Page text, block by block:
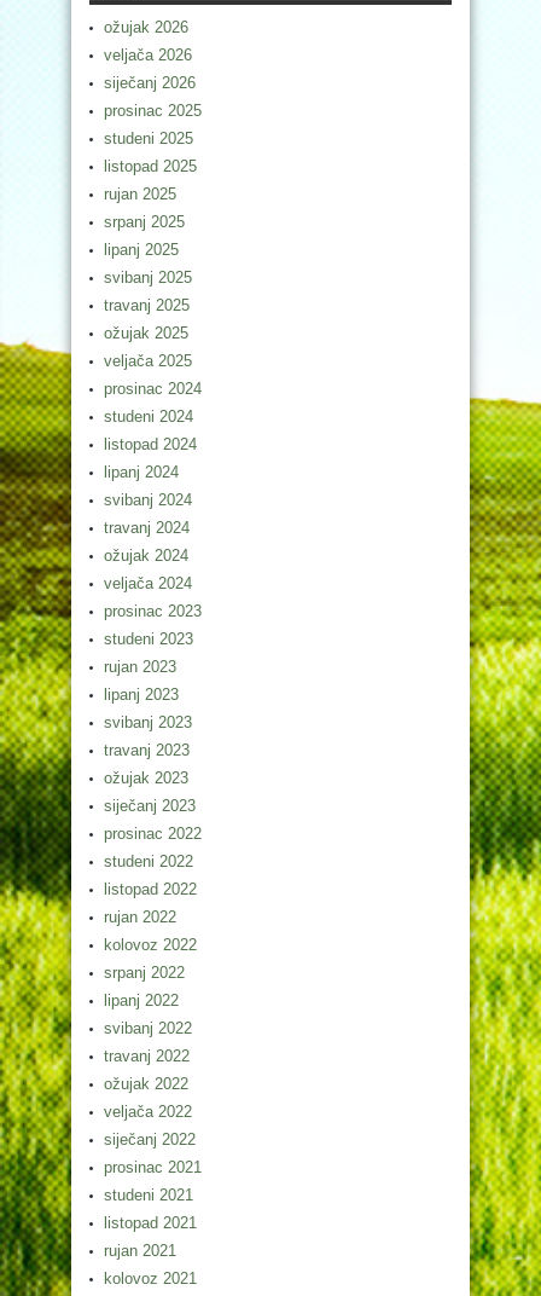
ožujak 2026
veljača 2026
siječanj 2026
prosinac 2025
studeni 2025
listopad 2025
rujan 2025
srpanj 2025
lipanj 2025
svibanj 2025
travanj 2025
ožujak 2025
veljača 2025
prosinac 2024
studeni 2024
listopad 2024
lipanj 2024
svibanj 2024
travanj 2024
ožujak 2024
veljača 2024
prosinac 2023
studeni 2023
rujan 2023
lipanj 2023
svibanj 2023
travanj 2023
ožujak 2023
siječanj 2023
prosinac 2022
studeni 2022
listopad 2022
rujan 2022
kolovoz 2022
srpanj 2022
lipanj 2022
svibanj 2022
travanj 2022
ožujak 2022
veljača 2022
siječanj 2022
prosinac 2021
studeni 2021
listopad 2021
rujan 2021
kolovoz 2021